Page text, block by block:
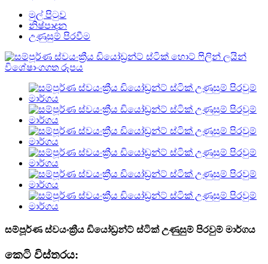
මුල් පිටුව
නිෂ්පාදන
උණුසුම් පිරවීම
සම්පූර්ණ ස්වයංක්‍රීය ඩියෝඩ්‍රන්ට් ස්ටික් උණුසුම් පිරවුම් මාර්ගය
කෙටි විස්තරය: